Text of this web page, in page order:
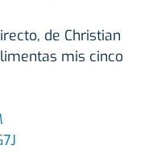
de Christian
mis cinco